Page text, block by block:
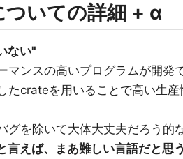
いての詳細 + α
ない"
マンスの高いプログラムが開発
たcrateを用いることで高い生
グを除いて大体大丈夫だろう的
言えば、まあ難しい言語だと思